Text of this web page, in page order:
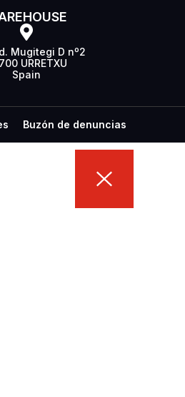
Mugitegi D nº2
URRETXU
Spain
Buzón de denuncias